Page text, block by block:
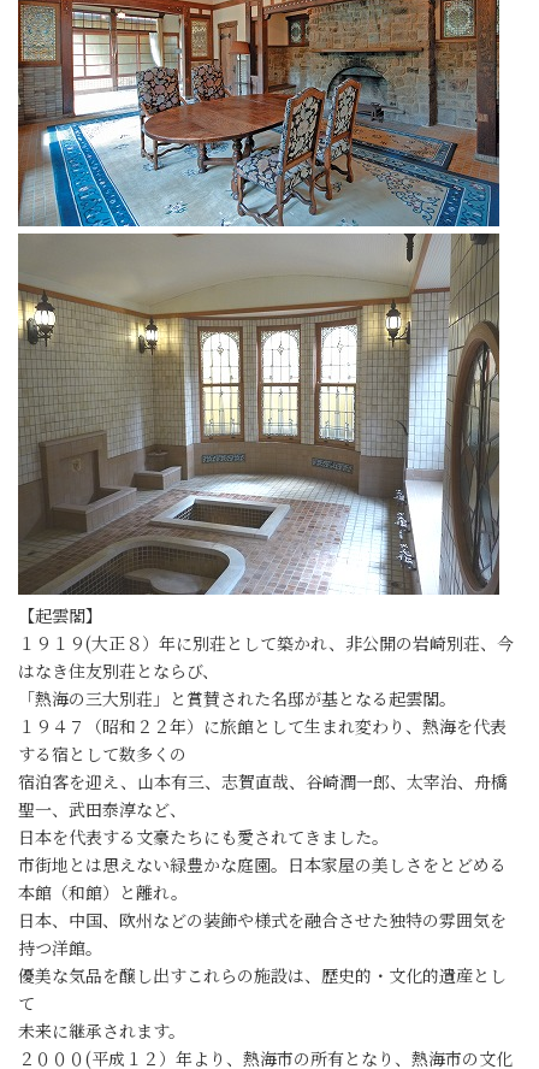
【起雲閣】
１９１９(大正８）年に別荘として築かれ、非公開の岩崎別荘、今
はなき住友別荘とならび、
「熱海の三大別荘」と賞賛された名邸が基となる起雲閣。
１９４７（昭和２２年）に旅館として生まれ変わり、熱海を代表
する宿として数多くの
宿泊客を迎え、山本有三、志賀直哉、谷崎潤一郎、太宰治、舟橋
聖一、武田泰淳など、
日本を代表する文豪たちにも愛されてきました｡
市街地とは思えない緑豊かな庭園。日本家屋の美しさをとどめる
本館（和館）と離れ。
日本、中国、欧州などの装飾や様式を融合させた独特の雰囲気を
持つ洋館。
優美な気品を醸し出すこれらの施設は、歴史的・文化的遺産とし
て
未来に継承されます。
２０００(平成１２）年より、熱海市の所有となり、熱海市の文化